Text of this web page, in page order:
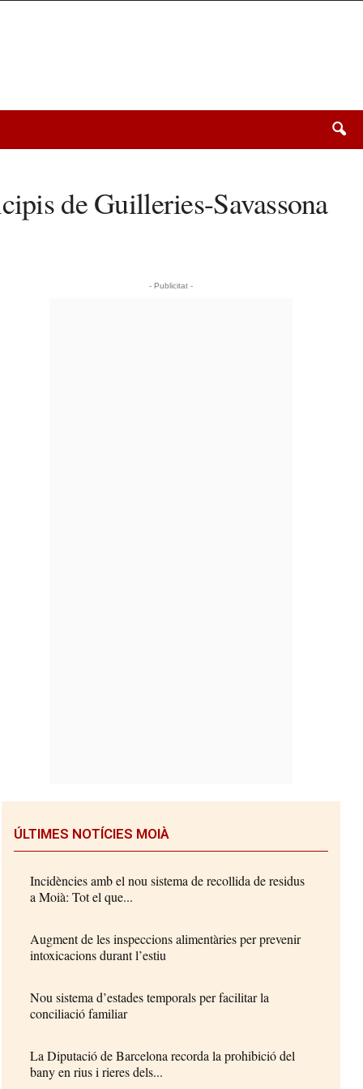
de Guilleries-Savassona
- Publicitat -
ÚLTIMES NOTÍCIES MOIÀ
Incidències amb el nou sistema de recollida de residus
a Moià: Tot el que...
Augment de les inspeccions alimentàries per prevenir
intoxicacions durant l’estiu
Nou sistema d’estades temporals per facilitar la
conciliació familiar
La Diputació de Barcelona recorda la prohibició del
bany en rius i rieres dels...